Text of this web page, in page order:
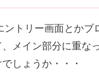
ントリー画面とか
メイン部分に重な
しょうか・・・